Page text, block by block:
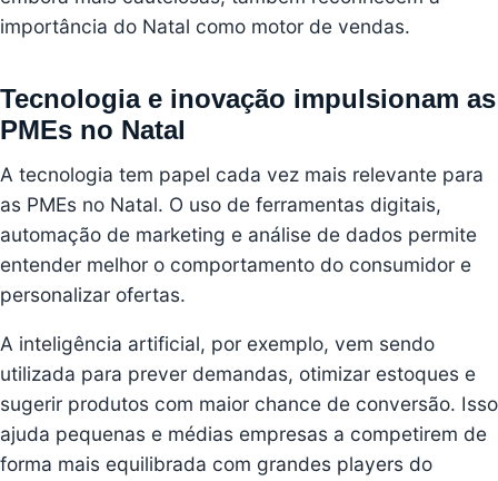
importância do Natal como motor de vendas.
Tecnologia e inovação impulsionam as
PMEs no Natal
A tecnologia tem papel cada vez mais relevante para
as PMEs no Natal. O uso de ferramentas digitais,
automação de marketing e análise de dados permite
entender melhor o comportamento do consumidor e
personalizar ofertas.
A inteligência artificial, por exemplo, vem sendo
utilizada para prever demandas, otimizar estoques e
sugerir produtos com maior chance de conversão. Isso
ajuda pequenas e médias empresas a competirem de
forma mais equilibrada com grandes players do